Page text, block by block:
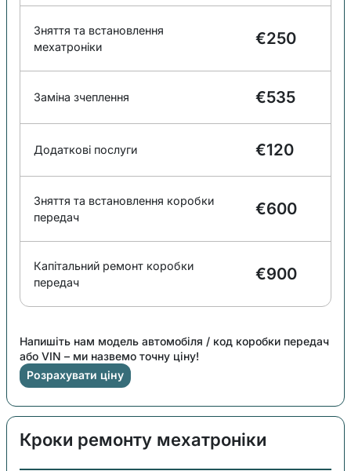
Зняття та встановлення
мехатроніки
€250
Заміна зчеплення €535
Додаткові послуги €120
Зняття та встановлення коробки
передач
€600
Капітальний ремонт коробки
передач
€900
Напишіть нам модель автомобіля / код коробки передач
або VIN – ми назвемо точну ціну!
Розрахувати ціну
Кроки ремонту мехатроніки